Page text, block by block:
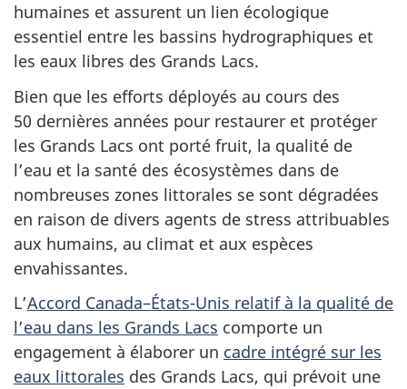
humaines et assurent un lien écologique
essentiel entre les bassins hydrographiques et
les eaux libres des Grands Lacs.
Bien que les efforts déployés au cours des
50 dernières années pour restaurer et protéger
les Grands Lacs ont porté fruit, la qualité de
l’eau et la santé des écosystèmes dans de
nombreuses zones littorales se sont dégradées
en raison de divers agents de stress attribuables
aux humains, au climat et aux espèces
envahissantes.
L’Accord Canada–États-Unis relatif à la qualité de
l’eau dans les Grands Lacs comporte un
engagement à élaborer un cadre intégré sur les
eaux littorales des Grands Lacs, qui prévoit une